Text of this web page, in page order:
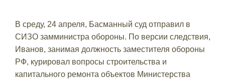
В среду, 24 апреля, Басманный суд отправил в
СИЗО замминистра обороны. По версии следствия,
Иванов, занимая должность заместителя обороны
РФ, курировал вопросы строительства и
капитального ремонта объектов Министерства